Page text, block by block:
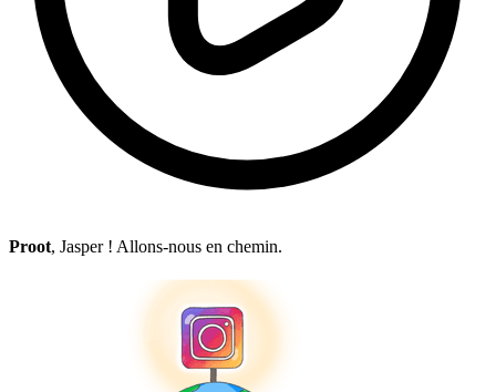
Proot, Jasper ! Allons-nous en chemin.